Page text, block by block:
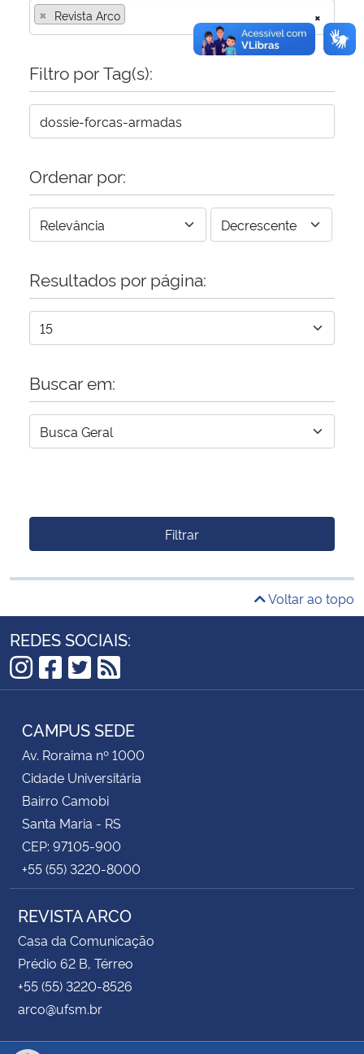
×
× Revista Arco
Filtro por Tag(s):
Ordenar por:
Resultados por página:
Buscar em:
Filtrar
Voltar ao topo
REDES SOCIAIS:
Instagram
Facebook
Twitter
RSS
CAMPUS SEDE
Av. Roraima nº 1000
Cidade Universitária
Bairro Camobi
Santa Maria - RS
CEP: 97105-900
+55 (55) 3220-8000
REVISTA ARCO
Casa da Comunicação
Prédio 62 B, Térreo
+55 (55) 3220-8526
arco@ufsm.br